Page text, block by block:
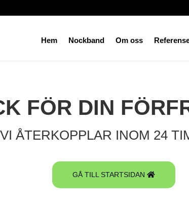
Hem Nockband Om oss
FÖR DIN
VI ÅTERKOPPLAR INOM 24
GÅ TILL STARTSIDAN